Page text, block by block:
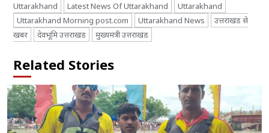
Uttarakhand
Latest News Of Uttarakhand
Uttarakhand
Uttarakhand Morning post.com
Uttarakhand News
उत्तराखंड से
खबर
देवभूमि उत्तराखंड मुख्यमंत्री उत्तराखंड
Related Stories